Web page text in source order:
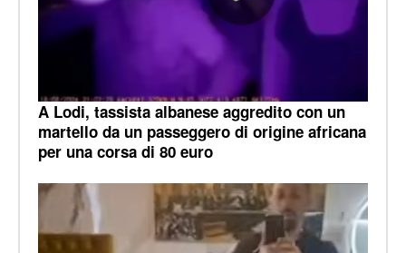
A Lodi, tassista albanese aggredito con un
martello da un passeggero di origine africana
per una corsa di 80 euro